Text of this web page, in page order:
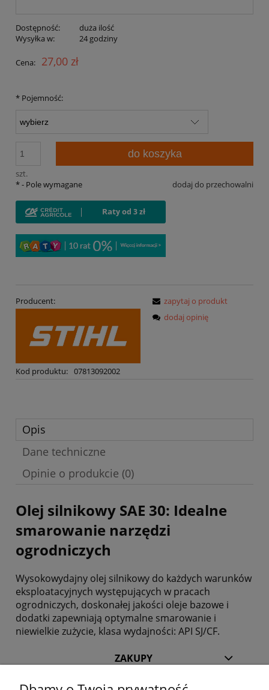
Dostępność:
duża ilość
Wysyłka w:
24 godziny
Cena: 27,00 zł
* Pojemność:
szt.
do koszyka
dodaj do przechowalni
*- Pole wymagane
Producent:
Kod produktu: 07813092002
zapytaj o produkt
dodaj opinię
Opis
Dane techniczne
Opinie o produkcie (0)
Olej silnikowy SAE 30: Idealne
smarowanie narzędzi
ogrodniczych
Wysokowydajny olej silnikowy do każdych warunków
eksploatacyjnych występujących w pracach
ogrodniczych, doskonałej jakości oleje bazowe i
dodatki zapewniają optymalne smarowanie i
niewielkie zużycie, klasa wydajności: API SJ/CF.
ZAKUPY